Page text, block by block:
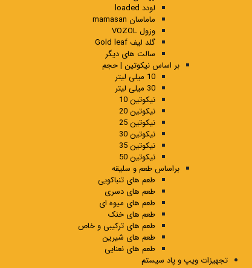
لودد loaded
ماماسان mamasan
وزول VOZOL
گلد لیف Gold leaf
سالت های دیگر
بر اساس نیکوتین | حجم
10 میلی لیتر
30 میلی لیتر
نیکوتین 10
نیکوتین 20
نیکوتین 25
نیکوتین 30
نیکوتین 35
نیکوتین 50
براساس طعم و سلیقه
طعم های تنباکویی
طعم های دسری
طعم های میوه ای
طعم های خنک
طعم های ترکیبی و خاص
طعم های شیرین
طعم های نعنایی
تجهیزات ویپ و پاد سیستم